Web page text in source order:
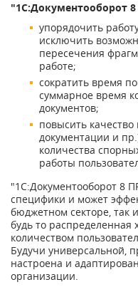
"1С:Документооборот
упорядочить
исключить
пересечения
работе;
сократить время
суммарное время
документов;
повысить качество
документации и
количества
работы
"1С:Документооборот 8
специфики и может
бюджетном секторе, так
будь то распределенная
количеством
Будучи универсальной,
настроена и
организации.